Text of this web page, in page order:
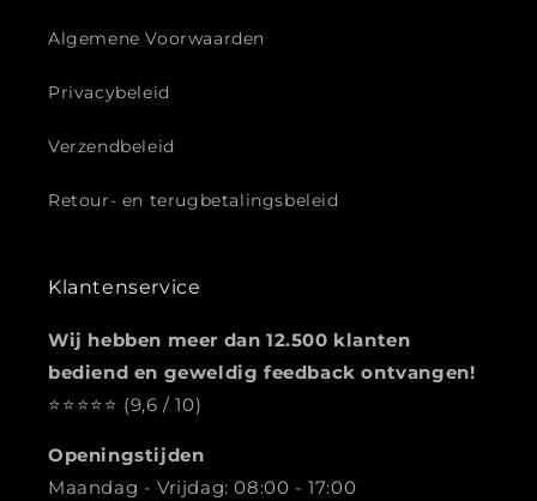
Algemene Voorwaarden
Privacybeleid
Verzendbeleid
Retour- en terugbetalingsbeleid
Klantenservice
Wij hebben meer dan 12.500 klanten
bediend en geweldig feedback ontvangen!
⭐️️️️️️️️️️️️️️️⭐️⭐️⭐️⭐️ (9,6 / 10)
Openingstijden
Maandag - Vrijdag: 08:00 - 17:00